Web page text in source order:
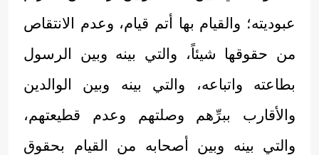
عبوديته؛ والقيام بها أتم قيام، وعدم الانتقاص
من حقوقها شيئاً، والتي بينه وبين الرسول
بطاعته واتباعه، والتي بينه وبين الوالدين
والأقارب ببرِّهم وصلتهم وعدم قطيعتهم،
والتي بينه وبين أصحابه من القيام بحقوق